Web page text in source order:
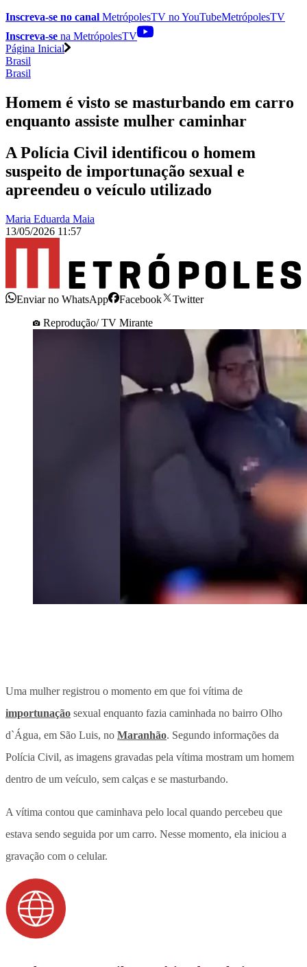
Inscreva-se no canal MetrópolesTV noYouTubeMetrópolesTV
Inscreva-se na MetrópolesTV
Página Inicial
Brasil
Brasil
Homem é visto se masturbando em carro
enquanto assiste mulher caminhar
A Polícia Civil identificou o homem
suspeito de importunação sexual e
apreendeu o veículo utilizado
Maria Eduarda Maia
13/05/2026 11:57
Enviar no WhatsApp Facebook
Twitter
Reprodução/ TV Mirante
Uma mulher registrou o momento em que foi vítima de
importunação sexual enquanto fazia caminhada no bairro Olho
d`Água, em São Luis, no Maranhão. Segundo informações da
Polícia Civil, as imagens gravadas pela vítima mostram um homem
dentro de um veículo, sem calças e se masturbando.
A vítima contou que caminhava pelo local quando percebeu que
estava sendo seguida por um carro. Nesse momento, ela iniciou a
gravação com o celular.